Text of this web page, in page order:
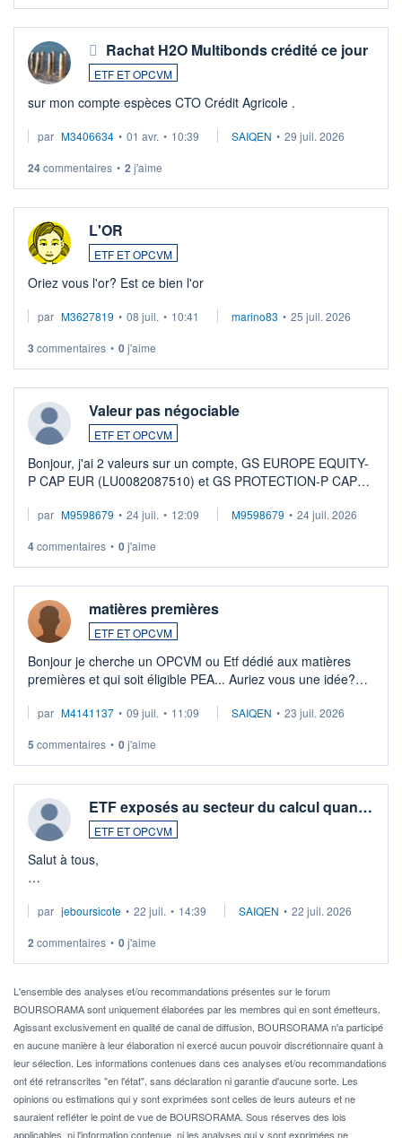
Rachat H2O Multibonds crédité ce jour
ETF ET OPCVM
sur mon compte espèces CTO Crédit Agricole .
par M3406634 • 01 avr. • 10:39 SAIQEN • 29 juil. 2026
24commentaires • 2 j'aime
L'OR
ETF ET OPCVM
Oriez vous l'or? Est ce bien l'or
par M3627819 • 08 juil. • 10:41 marino83 • 25 juil. 2026
3 commentaires • 0j'aime
Valeur pas négociable
ETF ET OPCVM
Bonjour, j'ai 2 valeurs sur un compte, GS EUROPE EQUITY-
P CAP EUR (LU0082087510) et GS PROTECTION-P CAP
veux procéder à la vente, on me signale ...
par M9598679 • 24 juil. • 12:09 M9598679 • 24 juil. 2026
4commentaires • 0j'aime
matières premières
ETF ET OPCVM
Bonjour je cherche un OPCVM ou Etf dédié aux matières
premières et qui soit éligible PEA... Auriez vous une idée?
par M4141137 • 09 juil. • 11:09 SAIQEN • 23 juil. 2026
5 commentaires • 0j'aime
ETF exposés au secteur du calcul quan…
ETF ET OPCVM
Salut à tous,
via un ETF plutôt que des actions individuelles.
Idéalement, je voudrais qu'il soit éligible au PEA.
Pour l' ...
par jeboursicote • 22 juil. • 14:39 SAIQEN • 22 juil. 2026
2 commentaires • 0j'aime
L'ensemble des analyses et/ou recommandations présentes sur le forum
BOURSORAMA sont uniquement élaborées par les membres qui en sont émetteurs.
Agissant exclusivement en qualité de canal de diffusion, BOURSORAMA n'a participé
en aucune manière à leur élaboration ni exercé aucun pouvoir discrétionnaire quant à
leur sélection. Les informations contenues dans ces analyses et/ou recommandations
ont été retranscrites "en l'état", sans déclaration ni garantie d'aucune sorte. Les
opinions ou estimations qui y sont exprimées sont celles de leurs auteurs et ne
sauraient refléter le point de vue de BOURSORAMA. Sous réserves des lois
applicables, ni l'information contenue, ni les analyses qui y sont exprimées ne